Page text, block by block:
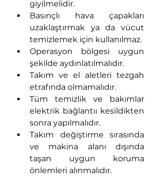
giyilmelidir.
Basınçlı hava çapakları
uzaklaştırmak ya da vücut
temizlemek için kullanılmaz.
Operasyon bölgesi uygun
şekilde aydınlatılmalıdır.
Takım ve el aletleri tezgah
etrafında olmamalıdır.
Tüm temizlik ve bakımlar
elektrik bağlantıı kesildikten
sonra yapılmalıdır.
Takım değiştirme sırasında
ve makina alanı dışında
taşan uygun koruma
önlemleri alınmalıdır.